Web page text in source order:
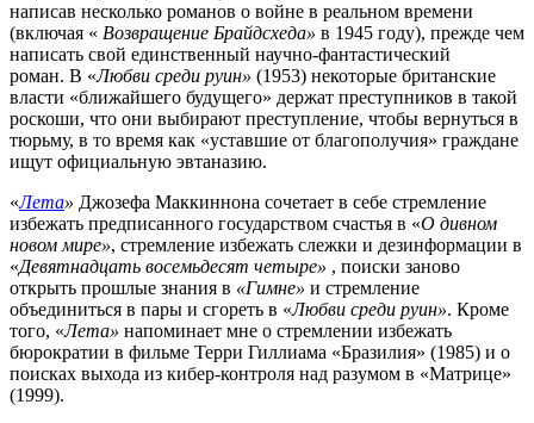
написав несколько романов о войне в реальном времени
(включая « Возвращение Брайдсхеда» в 1945 году), прежде чем
написать свой единственный научно-фантастический
роман. В «Любви среди руин» (1953) некоторые британские
власти «ближайшего будущего» держат преступников в такой
роскоши, что они выбирают преступление, чтобы вернуться в
тюрьму, в то время как «уставшие от благополучия» граждане
ищут официальную эвтаназию.
«Лета» Джозефа Маккиннона сочетает в себе стремление
избежать предписанного государством счастья в «О дивном
новом мире», стремление избежать слежки и дезинформации в
«Девятнадцать восемьдесят четыре» , поиски заново
открыть прошлые знания в «Гимне» и стремление
объединиться в пары и сгореть в «Любви среди руин». Кроме
того, «Лета» напоминает мне о стремлении избежать
бюрократии в фильме Терри Гиллиама «Бразилия» (1985) и о
поисках выхода из кибер-контроля над разумом в «Матрице»
(1999).